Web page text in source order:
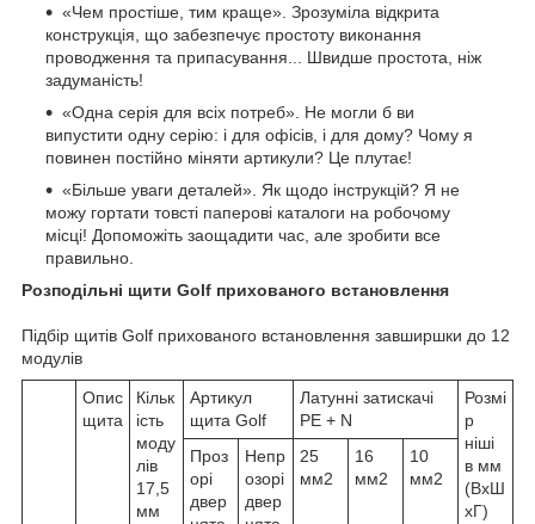
«Чем простіше, тим краще». Зрозуміла відкрита
конструкція, що забезпечує простоту виконання
проводження та припасування... Швидше простота, ніж
задуманість!
«Одна серія для всіх потреб». Не могли б ви
випустити одну серію: і для офісів, і для дому? Чому я
повинен постійно міняти артикули? Це плутає!
«Більше уваги деталей». Як щодо інструкцій? Я не
можу гортати товсті паперові каталоги на робочому
місці! Допоможіть заощадити час, але зробити все
правильно.
Розподільні щити Golf прихованого встановлення
Підбір щитів Golf прихованого встановлення завширшки до 12
модулів
Опис
щита
Кільк
ість
моду
лів
17,5
мм
Артикул
щита Golf
Латунні затискачі
PE + N
Розмі
р
ніші
в мм
(ВхШ
хГ)
Проз
орі
двер
Непр
озорі
двер
25
мм2
16
мм2
10
мм2